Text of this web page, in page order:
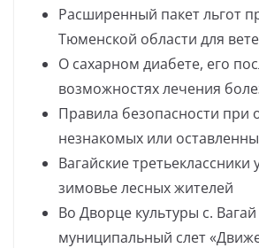
Расширенный пакет льгот
Тюменской области для
О сахарном диабете, его
возможностях лечения
Правила безопасности при
незнакомых или
Вагайские третьеклассники
зимовье лесных жителей
Во Дворце культуры с. Вагай
муниципальный слет